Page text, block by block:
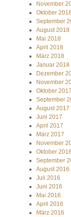
November
Oktober 2018
September
August 2018
Mai 2018
April 2018
März 2018
Januar 2018
Dezember
November
Oktober 2017
September
August 2017
Juni 2017
April 2017
März 2017
November
Oktober 2016
September
August 2016
Juli 2016
Juni 2016
Mai 2016
April 2016
März 2016